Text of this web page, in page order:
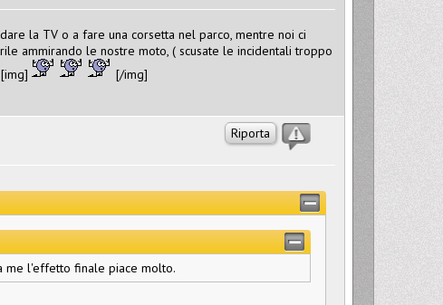
la TV o a fare una corsetta nel parco, mentre noi ci
ammirando le nostre moto, ( scusate le incidentali troppo
[/img]
Riporta
me l'effetto finale piace molto.